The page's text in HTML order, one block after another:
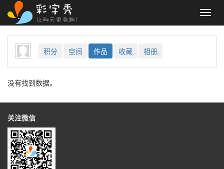
积分 空间 作品 收藏 相册
没有找到数据。
关注微信